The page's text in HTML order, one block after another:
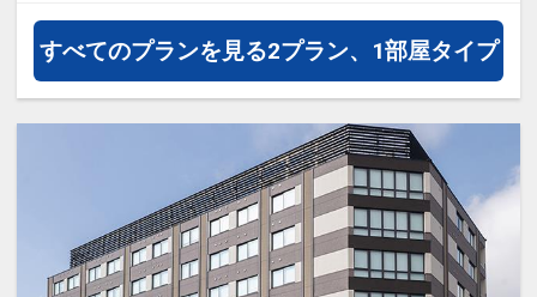
すべてのプランを見る2プラン、1部屋タイプ